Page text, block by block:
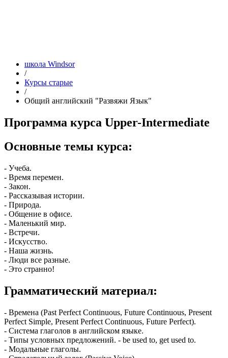
школа Windsor
/
Курсы старые
/
Общий английский "Развяжи Язык"
Программа курса Upper-Intermediate
Основные темы курса:
- Учеба.
- Время перемен.
- Закон.
- Рассказывая истории.
- Природа.
- Общение в офисе.
- Маленький мир.
- Встречи.
- Искусство.
- Наша жизнь.
- Люди все разные.
- Это странно!
Грамматический материал:
- Времена (Past Perfect Continuous, Future Continuous, Present
Perfect Simple, Present Perfect Continuous, Future Perfect).
- Система глаголов в английском языке.
- Типы условных предложений. - be used to, get used to.
- Модальные глаголы.